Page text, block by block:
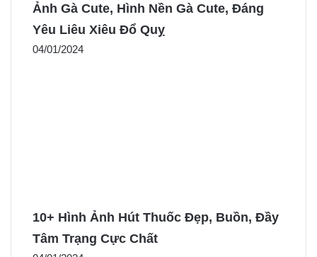
Ảnh Gà Cute, Hình Nền Gà Cute, Đáng
Yêu Liêu Xiêu Đổ Quỵ
04/01/2024
10+ Hình Ảnh Hút Thuốc Đẹp, Buồn, Đầy
Tâm Trạng Cực Chất